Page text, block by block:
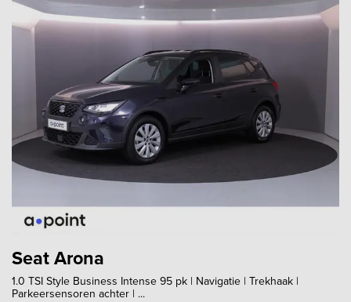
Seat Arona
1.0 TSI Style Business Intense 95 pk | Navigatie | Trekhaak |
Parkeersensoren achter | ...